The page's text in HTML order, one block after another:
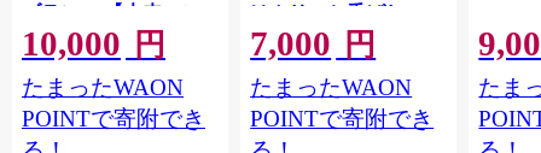
ブラン」 【未来のご
褒美】スイーツ 栗 モ
ンブラン くりきんと
ん デザート ご褒美 お
取り寄せ くり お菓子
10,000 円
たまったWAON
POINTで寄附でき
はカリッと香ばしい
中はもっちり ラム酒
バニラ お取り寄せ ス
イーツ 焼き菓子 詰め
合わせ ホワイトデー
お返し 冷凍 手作り 化
7,000 円
たまったWAON
POINTで寄附でき
たま